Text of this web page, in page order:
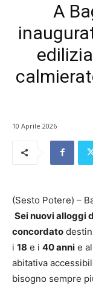
A
10 Aprile 2026
(Sesto Potere) –
Sei nuovi alloggi
concordato
i 18 e i 40 anni e
abitativa
bisogno sempre